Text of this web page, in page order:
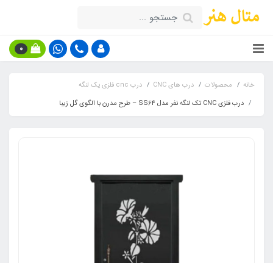
0
خانه محصولات درب های CNC
درب cnc فلزی یک لنگه
درب فلزی CNC تک لنگه نفر مدل SS64 – طرح مدرن با الگوی گل زیبا